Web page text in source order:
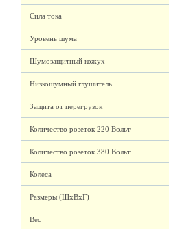
Сила тока
Уровень шума
Шумозащитный кожух
Низкошумный глушитель
Защита от перегрузок
Количество розеток 220 Вольт
Количество розеток 380 Вольт
Колеса
Размеры (ШхВхГ)
Вес